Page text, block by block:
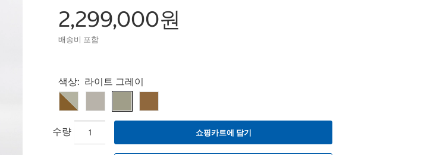
2,299,000원
배송비 포함
Select product
색상: 라이트 그레이
수량 쇼핑카트에 담기